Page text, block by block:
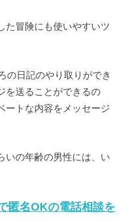
た冒険にも使いやすいツ
の日記のやり取りができ
を送ることができるの
ートな内容をメッセージ
いの年齢の男性には、い
匿名OKの電話相談を